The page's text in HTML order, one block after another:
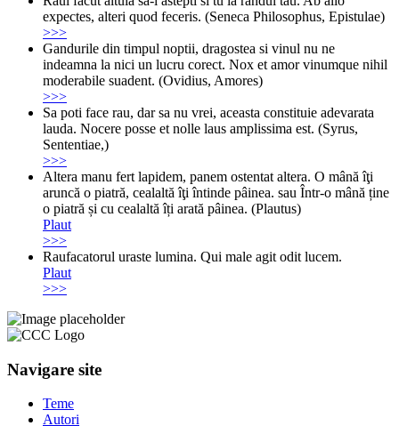
expectes, alteri quod feceris. (Seneca Philosophus, Epistulae)
>>>
Gandurile din timpul noptii, dragostea si vinul nu ne
indeamna la nici un lucru corect. Nox et amor vinumque nihil
moderabile suadent. (Ovidius, Amores)
>>>
Sa poti face rau, dar sa nu vrei, aceasta constituie adevarata
lauda. Nocere posse et nolle laus amplissima est. (Syrus,
Sententiae,)
>>>
Altera manu fert lapidem, panem ostentat altera. O mână îţi
aruncă o piatră, cealaltă îţi întinde pâinea. sau Într-o mână ține
o piatră și cu cealaltă îți arată pâinea. (Plautus)
Plaut
>>>
Raufacatorul uraste lumina. Qui male agit odit lucem.
Plaut
>>>
Navigare site
Teme
Autori